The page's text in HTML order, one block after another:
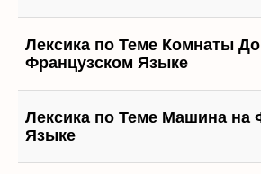
Лексика по Теме Комнаты
Французском Языке
Лексика по Теме Машина на
Языке